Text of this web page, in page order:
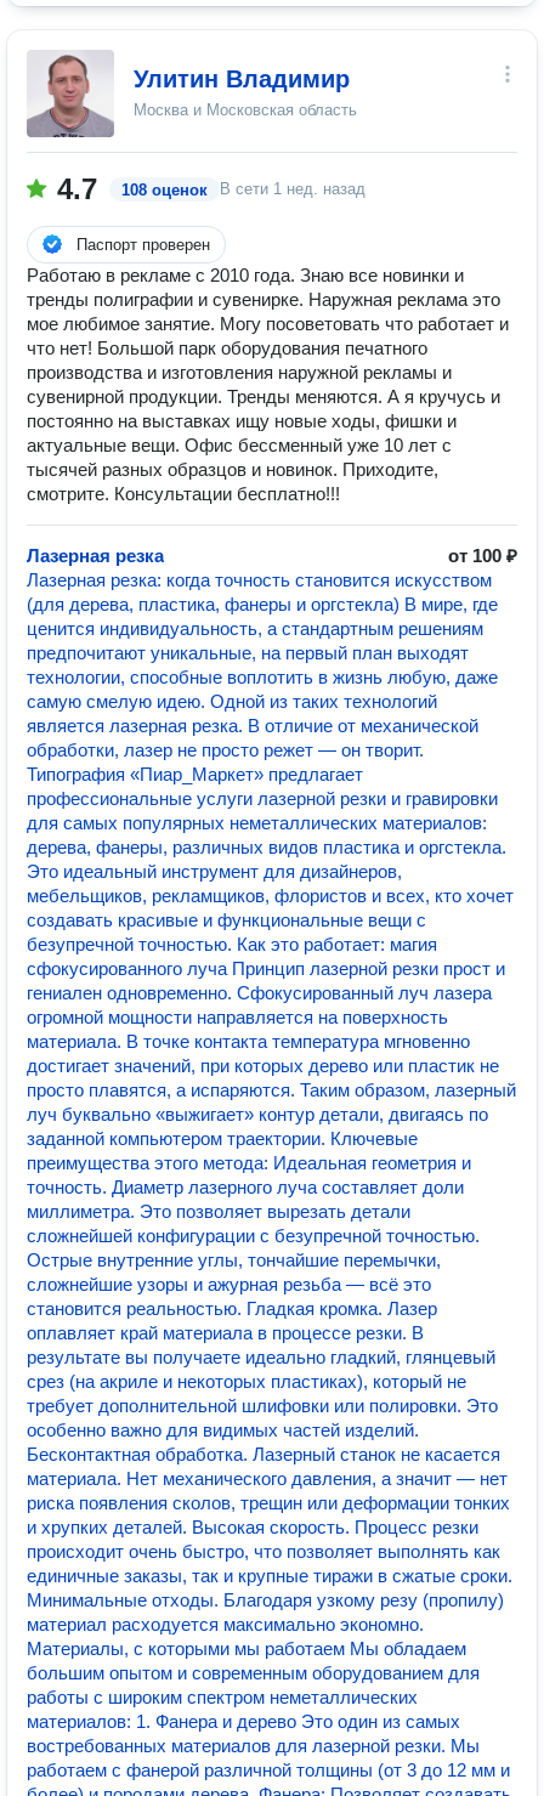
Улитин Владимир
Москва и Московская область
4.7 108 оценок В сети 1 нед. назад
Паспорт проверен
Работаю в рекламе с 2010 года. Знаю все новинки и
тренды полиграфии и сувенирке. Наружная реклама это
мое любимое занятие. Могу посоветовать что работает и
что нет! Большой парк оборудования печатного
производства и изготовления наружной рекламы и
сувенирной продукции. Тренды меняются. А я кручусь и
постоянно на выставках ищу новые ходы, фишки и
актуальные вещи. Офис бессменный уже 10 лет с
тысячей разных образцов и новинок. Приходите,
смотрите. Консультации бесплатно!!!
Лазерная резка
от 100 ₽
Лазерная резка: когда точность становится искусством
(для дерева, пластика, фанеры и оргстекла) В мире, где
ценится индивидуальность, а стандартным решениям
предпочитают уникальные, на первый план выходят
технологии, способные воплотить в жизнь любую, даже
самую смелую идею. Одной из таких технологий
является лазерная резка. В отличие от механической
обработки, лазер не просто режет — он творит.
Типография «Пиар_Маркет» предлагает
профессиональные услуги лазерной резки и гравировки
для самых популярных неметаллических материалов:
дерева, фанеры, различных видов пластика и оргстекла.
Это идеальный инструмент для дизайнеров,
мебельщиков, рекламщиков, флористов и всех, кто хочет
создавать красивые и функциональные вещи с
безупречной точностью. Как это работает: магия
сфокусированного луча Принцип лазерной резки прост и
гениален одновременно. Сфокусированный луч лазера
огромной мощности направляется на поверхность
материала. В точке контакта температура мгновенно
достигает значений, при которых дерево или пластик не
просто плавятся, а испаряются. Таким образом, лазерный
луч буквально «выжигает» контур детали, двигаясь по
заданной компьютером траектории. Ключевые
преимущества этого метода: Идеальная геометрия и
точность. Диаметр лазерного луча составляет доли
миллиметра. Это позволяет вырезать детали
сложнейшей конфигурации с безупречной точностью.
Острые внутренние углы, тончайшие перемычки,
сложнейшие узоры и ажурная резьба — всё это
становится реальностью. Гладкая кромка. Лазер
оплавляет край материала в процессе резки. В
результате вы получаете идеально гладкий, глянцевый
срез (на акриле и некоторых пластиках), который не
требует дополнительной шлифовки или полировки. Это
особенно важно для видимых частей изделий.
Бесконтактная обработка. Лазерный станок не касается
материала. Нет механического давления, а значит — нет
риска появления сколов, трещин или деформации тонких
и хрупких деталей. Высокая скорость. Процесс резки
происходит очень быстро, что позволяет выполнять как
единичные заказы, так и крупные тиражи в сжатые сроки.
Минимальные отходы. Благодаря узкому резу (пропилу)
материал расходуется максимально экономно.
Материалы, с которыми мы работаем Мы обладаем
большим опытом и современным оборудованием для
работы с широким спектром неметаллических
материалов: 1. Фанера и дерево Это один из самых
востребованных материалов для лазерной резки. Мы
работаем с фанерой различной толщины (от 3 до 12 мм и